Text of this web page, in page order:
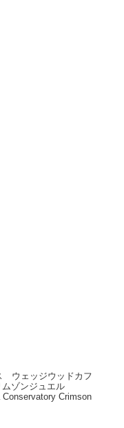
ウェッジウッドカフ
ゾンジュエル
Conservatory Crimson